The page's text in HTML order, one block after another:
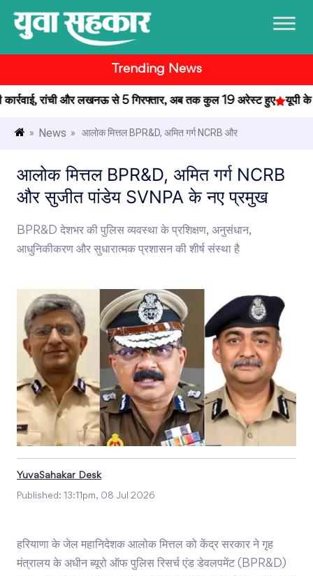
Trending News
रांची और लखनऊ से 5 गिरफ्तार, अब तक कुल 19 अरेस्ट हुए यूपी के
» News » आलोक मित्तल BPR&D, अमित गर्ग NCRB और
आलोक मित्तल BPR&D, अमित गर्ग NCRB
और सुजीत पांडेय SVNPA के नए प्रमुख
BPR&D देशभर की पुलिस व्यवस्था के प्रशिक्षण, अनुसंधान,
आधुनिकीकरण और सुधारात्मक प्रशासन की शीर्ष संस्था है
YuvaSahakar Desk
Published: 13:11pm, 08 Jul 2026
हरियाणा के जेल महानिदेशक आलोक मित्तल को केंद्र सरकार ने गृह
मंत्रालय के अधीन ब्यूरो ऑफ पुलिस रिसर्च एंड डेवलपमेंट (BPR&D)